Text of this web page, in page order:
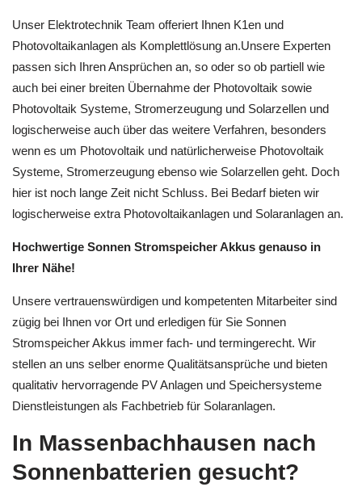
Unser Elektrotechnik Team offeriert Ihnen K1en und
Photovoltaikanlagen als Komplettlösung an.Unsere Experten
passen sich Ihren Ansprüchen an, so oder so ob partiell wie
auch bei einer breiten Übernahme der Photovoltaik sowie
Photovoltaik Systeme, Stromerzeugung und Solarzellen und
logischerweise auch über das weitere Verfahren, besonders
wenn es um Photovoltaik und natürlicherweise Photovoltaik
Systeme, Stromerzeugung ebenso wie Solarzellen geht. Doch
hier ist noch lange Zeit nicht Schluss. Bei Bedarf bieten wir
logischerweise extra Photovoltaikanlagen und Solaranlagen an.
Hochwertige Sonnen Stromspeicher Akkus genauso in
Ihrer Nähe!
Unsere vertrauenswürdigen und kompetenten Mitarbeiter sind
zügig bei Ihnen vor Ort und erledigen für Sie Sonnen
Stromspeicher Akkus immer fach- und termingerecht. Wir
stellen an uns selber enorme Qualitätsansprüche und bieten
qualitativ hervorragende PV Anlagen und Speichersysteme
Dienstleistungen als Fachbetrieb für Solaranlagen.
In Massenbachhausen nach
Sonnenbatterien gesucht?